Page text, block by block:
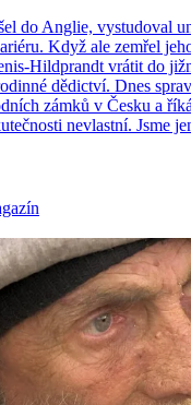
do Anglie, vystudoval
Když ale zemřel
Hildprandt vrátit do
dědictví. Dnes
zámků v Česku a
nevlastní. Jsme